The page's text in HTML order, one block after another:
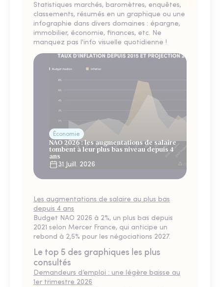
Statistiques marchés, baromètres, enquêtes,
classements, résumés en un graphique ou une
infographie dans divers domaines : épargne,
immobilier, économie, finances, etc. Ne
manquez pas l'info visuelle quotidienne !
Économie
NAO 2026 : les augmentations de salaire
tombent à leur plus bas niveau depuis 4
ans
31 Juill. 2026
Les augmentations de salaire au plus bas
depuis 4 ans
Budget NAO 2026 à 2%, un plus bas depuis
2021 selon Mercer France, qui anticipe un
rebond à 2,5% pour les négociations 2027.
Le top 5 des graphiques les plus
consultés
Demandeurs d’emploi : une légère baisse au
1er trimestre 2026